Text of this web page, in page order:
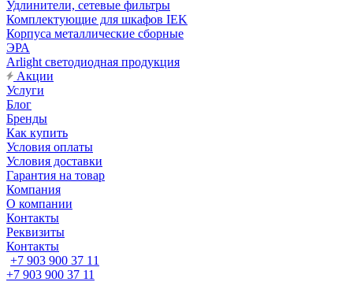
Удлинители, сетевые фильтры
Комплектующие для шкафов IEK
Корпуса металлические сборные
ЭРА
Arlight светодиодная продукция
Акции
Услуги
Блог
Бренды
Как купить
Условия оплаты
Условия доставки
Гарантия на товар
Компания
О компании
Контакты
Реквизиты
Контакты
+7 903 900 37 11
+7 903 900 37 11